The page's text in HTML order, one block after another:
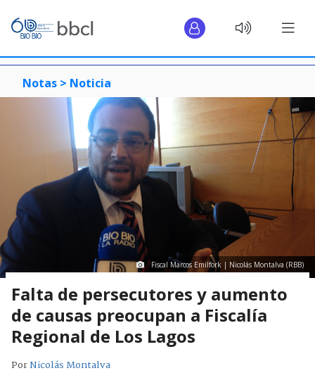
Notas > Noticia
Fiscal Marcos Emilfork | Nicolás Montalva (RBB)
Falta de persecutores y aumento
de causas preocupan a Fiscalía
Regional de Los Lagos
PorNicolás Montalva